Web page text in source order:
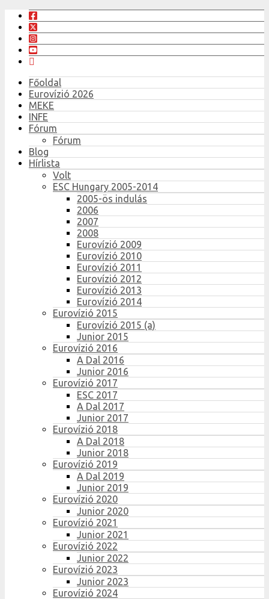
Főoldal
Eurovízió 2026
MEKE
INFE
Fórum
Fórum
Blog
Hírlista
Volt
ESC Hungary 2005-2014
2005-ös indulás
2006
2007
2008
Eurovízió 2009
Eurovízió 2010
Eurovízió 2011
Eurovízió 2012
Eurovízió 2013
Eurovízió 2014
Eurovízió 2015
Eurovízió 2015 (a)
Junior 2015
Eurovízió 2016
A Dal 2016
Junior 2016
Eurovízió 2017
ESC 2017
A Dal 2017
Junior 2017
Eurovízió 2018
A Dal 2018
Junior 2018
Eurovízió 2019
A Dal 2019
Junior 2019
Eurovízió 2020
Junior 2020
Eurovízió 2021
Junior 2021
Eurovízió 2022
Junior 2022
Eurovízió 2023
Junior 2023
Eurovízió 2024